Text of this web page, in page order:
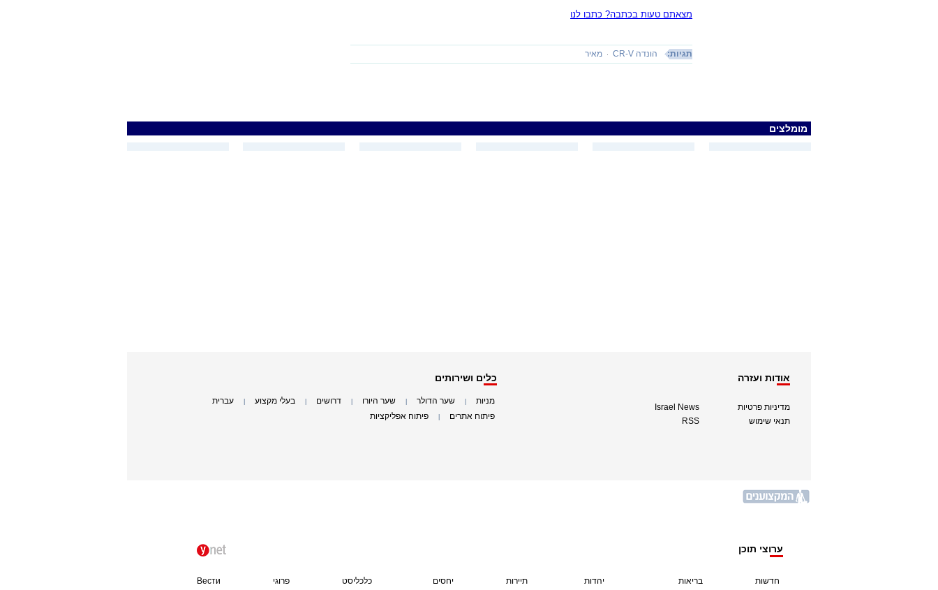
מצאתם טעות בכתבה? כתבו לנו
תגיות: הונדה CR-V מאיר
מומלצים
אודות ועזרה
מדיניות פרטיות
תנאי שימוש
Israel News
RSS
כלים ושירותים
מניות שער הדולר שער היורו דרושים בעלי מקצוע עברית
פיתוח אתרים פיתוח אפליקציות
ערוצי תוכן
חדשות בריאות יהדות תיירות יחסים כלכליסט פרוגי Вести